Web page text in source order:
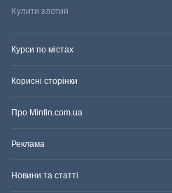
Купити злотий
Курси по містах
Корисні сторінки
Про Minfin.com.ua
Реклама
Новини та статті